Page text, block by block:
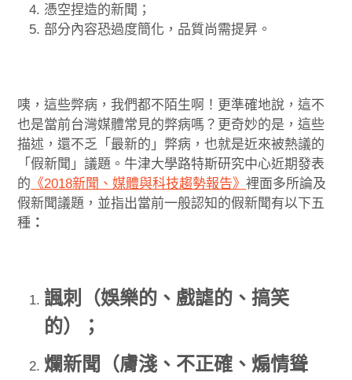
憑空捏造的新聞；
部分內容恐過度簡化，品質尚需提昇。
咦，這些弊病，我們都不陌生啊！更準確地說，這不
也是當前台灣媒體常見的弊病嗎？更奇妙的是，這些
描述，還不乏「最新的」弊病，也就是近來被熱議的
「假新聞」議題。牛津大學路特斯研究中心近期發表
的 《2018新聞、媒體與科技趨勢報告》裡面多所論及
假新聞議題，並指出當前一般認知的假新聞有以下五
種 ：
諷刺（娛樂的、戲謔的、搞笑
的）；
爛新聞（膚淺、不正確、煽情聳